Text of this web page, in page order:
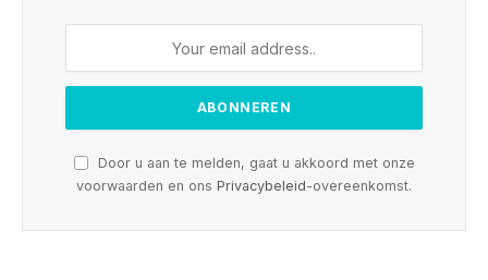
Door u aan te melden, gaat u akkoord met onze
voorwaarden en ons Privacybeleid-overeenkomst.